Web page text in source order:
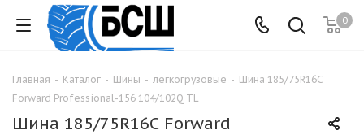
0
Главная - Каталог - Шины - легкогрузовые - Шина 185/75R16С
Forward Professional-156 104/102Q TL
Шина 185/75R16С Forward